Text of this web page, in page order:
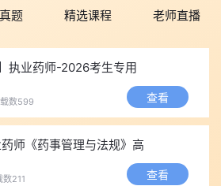
题 精选课程 老师直播
执业药师-2026考生专用
数599 查看
师《药事管理与法规》高
数211 查看